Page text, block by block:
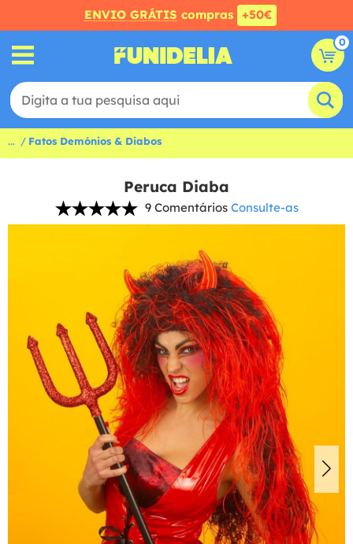
ENVIO GRÁTIS compras +50€
0
... Fatos Demónios & Diabos
Peruca Diaba
9 Comentários Consulte-as